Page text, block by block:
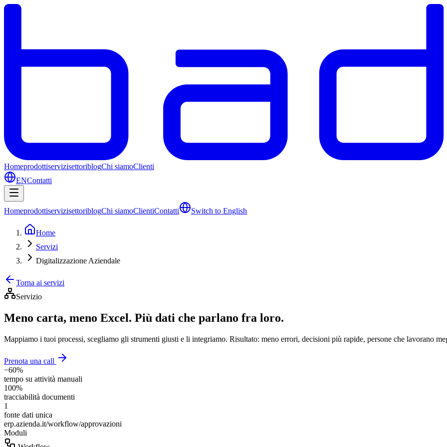
HomeprodottiservizisettoriblogChi siamoClienti
ENContatti
HomeprodottiservizisettoriblogChi siamoClientiContatti Switch to English
Home
Servizi
Digitalizzazione Aziendale
Torna ai servizi
Servizio
Meno carta, meno Excel. Più dati che parlano fra loro.
Mappiamo i tuoi processi, scegliamo gli strumenti giusti e li integriamo. Risultato: meno errori, decisioni più rapide, persone che lavorano
Prenota una call
−60%
tempo su attività manuali
100%
tracciabilità documenti
1
fonte dati unica
erp.azienda.it/workflow/approvazioni
Moduli